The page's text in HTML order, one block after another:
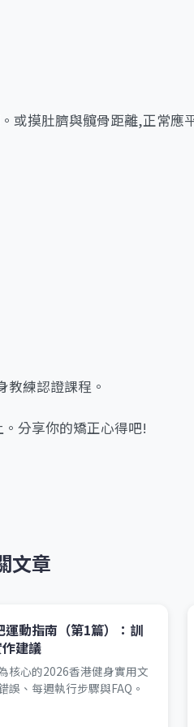
或摸肚臍與髖骨距離,正常應
教練認證課程。
分享你的矯正心得吧!
文章
動指南（第1篇）：訓
建議
核心的2026香港健身實用文
誤、每週執行步驟與FAQ。